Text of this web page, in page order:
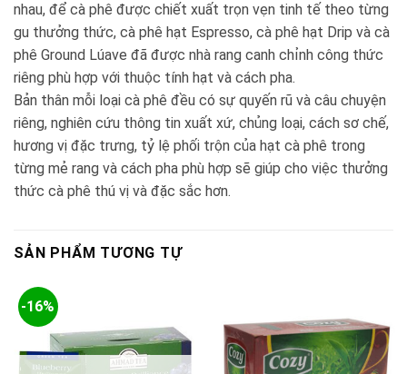
nhau, để cà phê được chiết xuất trọn vẹn tinh tế theo từng
gu thưởng thức, cà phê hạt Espresso, cà phê hạt Drip và cà
phê Ground Lúave đã được nhà rang canh chỉnh công thức
riêng phù hợp với thuộc tính hạt và cách pha.
Bản thân mỗi loại cà phê đều có sự quyến rũ và câu chuyện
riêng, nghiên cứu thông tin xuất xứ, chủng loại, cách sơ chế,
hương vị đặc trưng, tỷ lệ phối trộn của hạt cà phê trong
từng mẻ rang và cách pha phù hợp sẽ giúp cho việc thưởng
thức cà phê thú vị và đặc sắc hơn.
SẢN PHẨM TƯƠNG TỰ
-16%